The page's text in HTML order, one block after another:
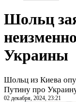
Шольц
Украины
Шольц из Киева
Путину про
02 декабря, 2024, 23:21